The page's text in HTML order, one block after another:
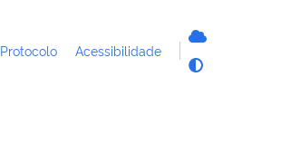
Protocolo Acessibilidade